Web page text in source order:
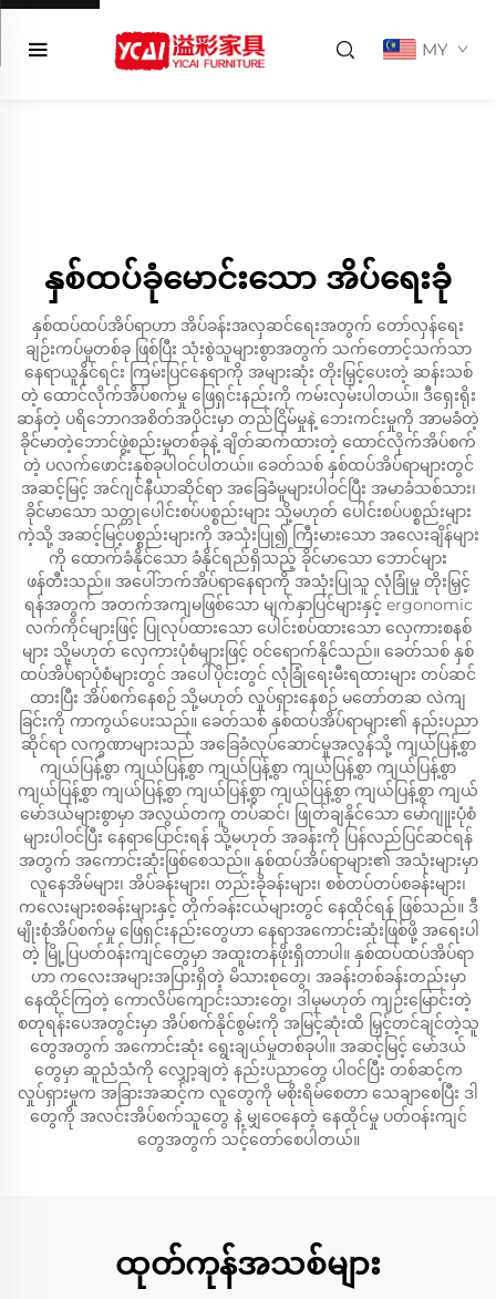
MY
နှစ်ထပ်ခုံမောင်းသော အိပ်ရေးခုံ
နှစ်ထပ်ထပ်အိပ်ရာဟာ အိပ်ခန်းအလှဆင်ရေးအတွက် တော်လှန်ရေး
ချဉ်းကပ်မှုတစ်ခု ဖြစ်ပြီး သုံးစွဲသူများစွာအတွက် သက်တောင့်သက်သာ
နေရာယူနိုင်ရင်း ကြမ်းပြင်နေရာကို အများဆုံး တိုးမြှင့်ပေးတဲ့ ဆန်းသစ်
တဲ့ ထောင်လိုက်အိပ်စက်မှု ဖြေရှင်းနည်းကို ကမ်းလှမ်းပါတယ်။ ဒီရှေးရိုး
ဆန်တဲ့ ပရိဘောဂအစိတ်အပိုင်းမှာ တည်ငြိမ်မှုနဲ့ ဘေးကင်းမှုကို အာမခံတဲ့
ခိုင်မာတဲ့ဘောင်ဖွဲ့စည်းမှုတစ်ခုနဲ့ ချိတ်ဆက်ထားတဲ့ ထောင်လိုက်အိပ်စက်
တဲ့ ပလက်ဖောင်းနှစ်ခုပါဝင်ပါတယ်။ ခေတ်သစ် နှစ်ထပ်အိပ်ရာများတွင်
အဆင့်မြင့် အင်ဂျင်နီယာဆိုင်ရာ အခြေခံမူများပါဝင်ပြီး အမာခံသစ်သား၊
ခိုင်မာသော သတ္တုပေါင်းစပ်ပစ္စည်းများ သို့မဟုတ် ပေါင်းစပ်ပစ္စည်းများ
ကဲ့သို့ အဆင့်မြင့်ပစ္စည်းများကို အသုံးပြု၍ ကြီးမားသော အလေးချိန်များ
ကို ထောက်ခံနိုင်သော ခံနိုင်ရည်ရှိသည့် ခိုင်မာသော ဘောင်များ
ဖန်တီးသည်။ အပေါ်ဘက်အိပ်ရာနေရာကို အသုံးပြုသူ လုံခြုံမှု တိုးမြှင့်
ရန်အတွက် အတက်အကျမဖြစ်သော မျက်နှာပြင်များနှင့် ergonomic
လက်ကိုင်များဖြင့် ပြုလုပ်ထားသော ပေါင်းစပ်ထားသော လှေကားစနစ်
များ သို့မဟုတ် လှေကားပုံစံများဖြင့် ဝင်ရောက်နိုင်သည်။ ခေတ်သစ် နှစ်
ထပ်အိပ်ရာပုံစံများတွင် အပေါ်ပိုင်းတွင် လုံခြုံရေးမီးရထားများ တပ်ဆင်
ထားပြီး အိပ်စက်နေစဉ် သို့မဟုတ် လှုပ်ရှားနေစဉ် မတော်တဆ လဲကျ
ခြင်းကို ကာကွယ်ပေးသည်။ ခေတ်သစ် နှစ်ထပ်အိပ်ရာများ၏ နည်းပညာ
ဆိုင်ရာ လက္ခဏာများသည် အခြေခံလုပ်ဆောင်မှုအလွန်သို့ ကျယ်ပြန့်စွာ
ကျယ်ပြန့်စွာ ကျယ်ပြန့်စွာ ကျယ်ပြန့်စွာ ကျယ်ပြန့်စွာ ကျယ်ပြန့်စွာ
ကျယ်ပြန့်စွာ ကျယ်ပြန့်စွာ ကျယ်ပြန့်စွာ ကျယ်ပြန့်စွာ ကျယ်ပြန့်စွာ ကျယ်
မော်ဒယ်များစွာမှာ အလွယ်တကူ တပ်ဆင်၊ ဖြုတ်ချနိုင်သော မော်ဂျူးပုံစံ
များပါဝင်ပြီး နေရာပြောင်းရန် သို့မဟုတ် အခန်းကို ပြန်လည်ပြင်ဆင်ရန်
အတွက် အကောင်းဆုံးဖြစ်စေသည်။ နှစ်ထပ်အိပ်ရာများ၏ အသုံးများမှာ
လူနေအိမ်များ၊ အိပ်ခန်းများ၊ တည်းခိုခန်းများ၊ စစ်တပ်တပ်စခန်းများ၊
ကလေးများစခန်းများနှင့် တိုက်ခန်းငယ်များတွင် နေထိုင်ရန် ဖြစ်သည်။ ဒီ
မျိုးစုံအိပ်စက်မှု ဖြေရှင်းနည်းတွေဟာ နေရာအကောင်းဆုံးဖြစ်ဖို့ အရေးပါ
တဲ့ မြို့ပြပတ်ဝန်းကျင်တွေမှာ အထူးတန်ဖိုးရှိတာပါ။ နှစ်ထပ်ထပ်အိပ်ရာ
ဟာ ကလေးအများအပြားရှိတဲ့ မိသားစုတွေ၊ အခန်းတစ်ခန်းတည်းမှာ
နေထိုင်ကြတဲ့ ကောလိပ်ကျောင်းသားတွေ၊ ဒါမှမဟုတ် ကျဉ်းမြောင်းတဲ့
စတုရန်းပေအတွင်းမှာ အိပ်စက်နိုင်စွမ်းကို အမြင့်ဆုံးထိ မြှင့်တင်ချင်တဲ့သူ
တွေအတွက် အကောင်းဆုံး ရွေးချယ်မှုတစ်ခုပါ။ အဆင့်မြင့် မော်ဒယ်
တွေမှာ ဆူညံသံကို လျှော့ချတဲ့ နည်းပညာတွေ ပါဝင်ပြီး တစ်ဆင့်က
လှုပ်ရှားမှုက အခြားအဆင့်က လူတွေကို မစိုးရိမ်စေတာ သေချာစေပြီး ဒါ
တွေကို အလင်းအိပ်စက်သူတွေ နဲ့ မျှဝေနေတဲ့ နေထိုင်မှု ပတ်ဝန်းကျင်
တွေအတွက် သင့်တော်စေပါတယ်။
ထုတ်ကုန်အသစ်များ